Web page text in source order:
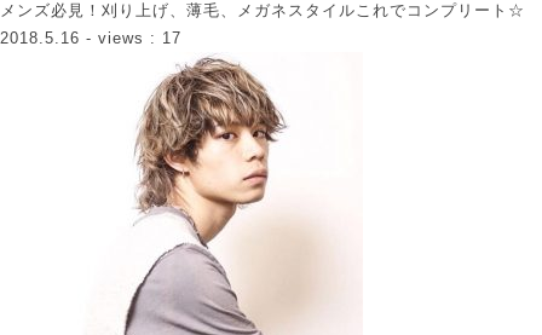
メンズ必見！刈り上げ、薄毛、メガネスタイルこれでコンプリート☆
2018.5.16 - views : 17